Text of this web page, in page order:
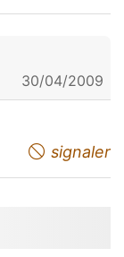
30/04/2009
signaler